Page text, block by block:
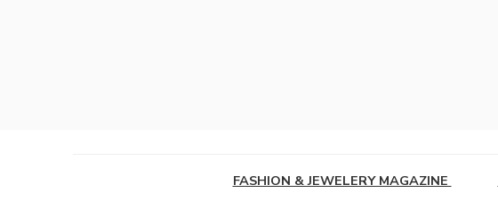
FASHION & JEWELERY MAGAZINE